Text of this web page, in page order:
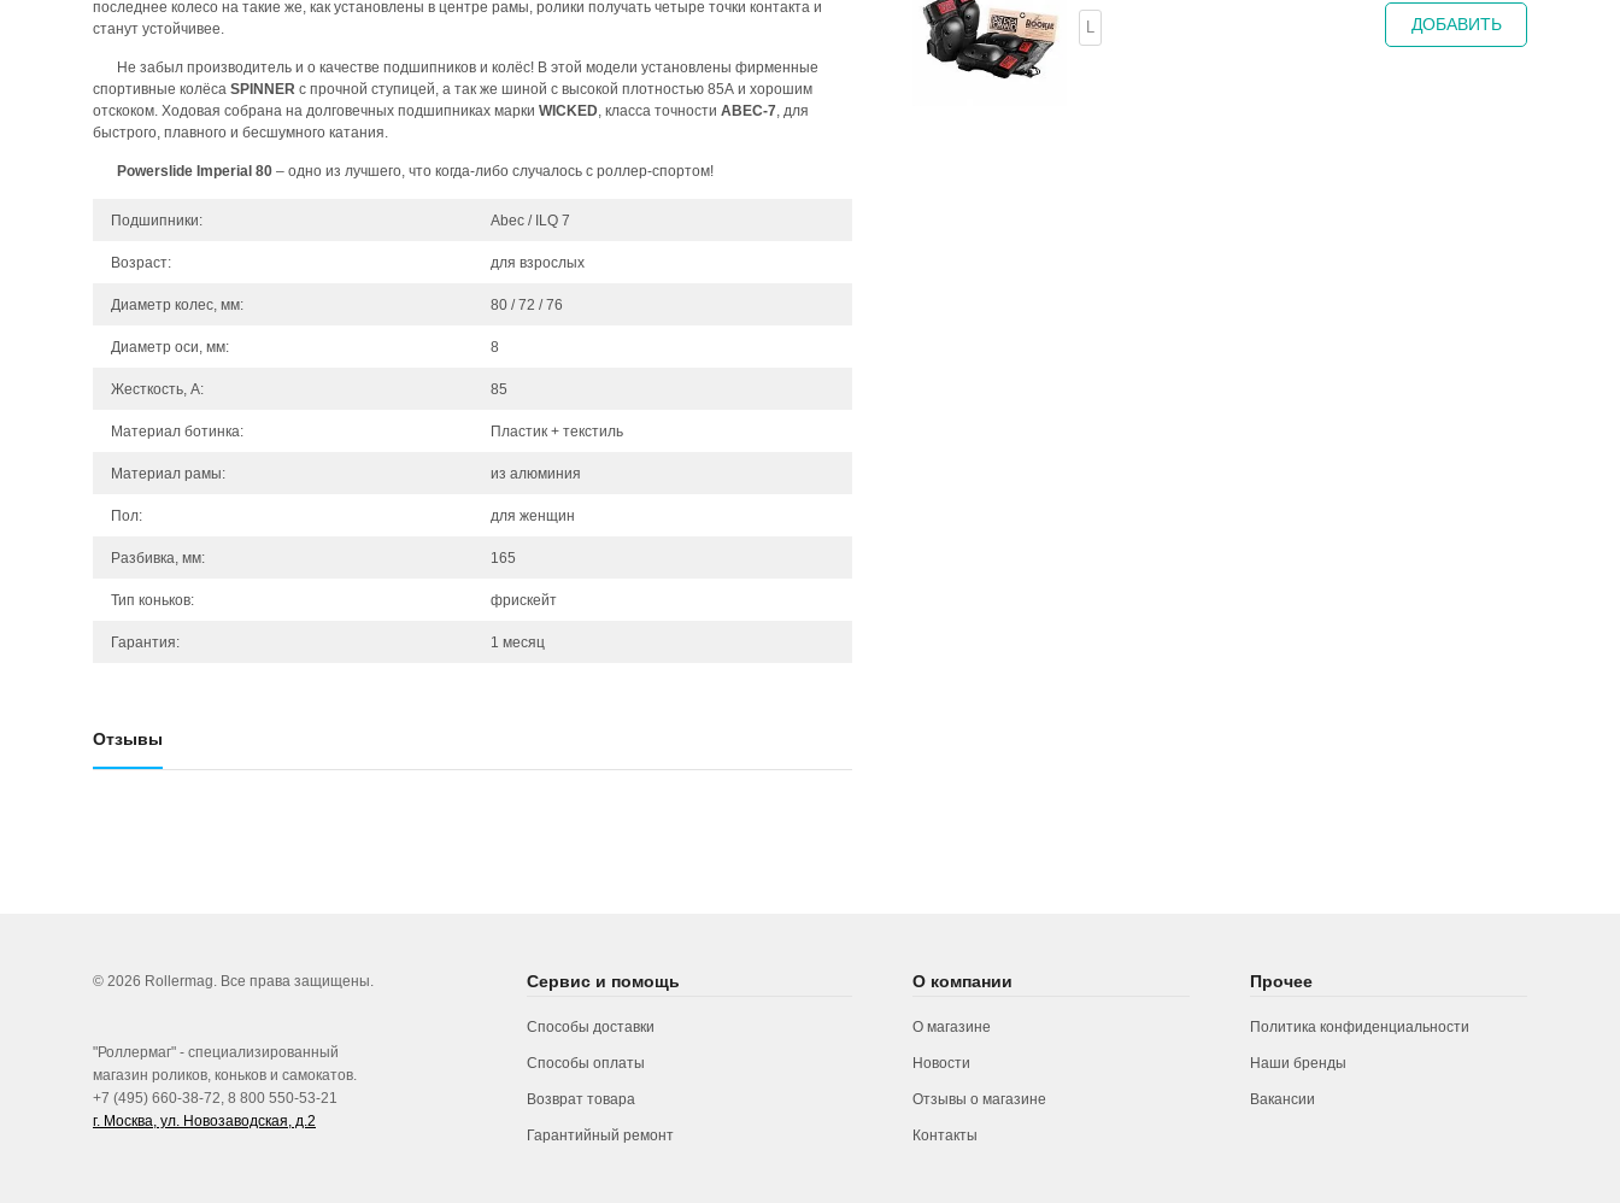
последнее колесо на такие же, как установлены в центре рамы, ролики получать четыре точки контакта и
станут устойчивее.
Не забыл производитель и о качестве подшипников и колёс! В этой модели установлены фирменные
спортивные колёса SPINNER c прочной ступицей, а так же шиной с высокой плотностью 85А и хорошим
отскоком. Ходовая собрана на долговечных подшипниках марки WICKED, класса точности ABEC-7, для
быстрого, плавного и бесшумного катания.
Powerslide Imperial 80 – одно из лучшего, что когда-либо случалось с роллер-спортом!
Подшипники: Аbec / ILQ 7
Возраст: для взрослых
Диаметр колес, мм: 80 / 72 / 76
Диаметр оси, мм: 8
Жесткость, А: 85
Материал ботинка: Пластик + текстиль
Материал рамы: из алюминия
Пол: для женщин
Разбивка, мм: 165
Тип коньков: фрискейт
Гарантия: 1 месяц
Отзывы
Elbow Pad
L ДОБАВИТЬ
© 2026 Rollermag. Все права защищены.
"Роллермаг" - специализированный
магазин роликов, коньков и самокатов.
+7 (495) 660-38-72, 8 800 550-53-21
г. Москва, ул. Новозаводская, д.2
Сервис и помощь
Способы доставки
Способы оплаты
Возврат товара
Гарантийный ремонт
О компании
О магазине
Новости
Отзывы о магазине
Контакты
Прочее
Политика конфиденциальности
Наши бренды
Вакансии